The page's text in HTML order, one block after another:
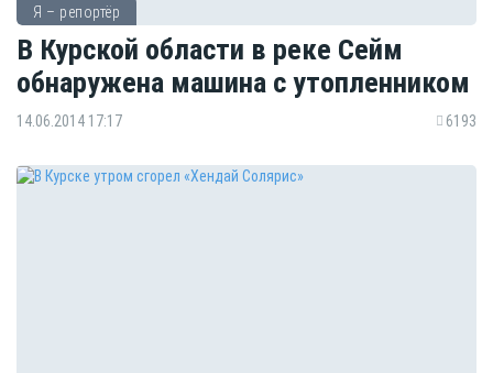
Я – репортёр
В Курской области в реке Сейм
обнаружена машина с утопленником
14.06.2014 17:17 6193